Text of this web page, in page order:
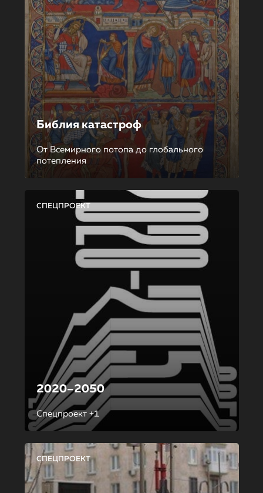
Библия катастроф
От Всемирного потопа до глобального
потепления
СПЕЦПРОЕКТ
2020–2050
Спецпроект +1
СПЕЦПРОЕКТ